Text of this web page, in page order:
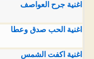
اغنية جرح العواصف
اغنية الحب صدق وعطا
اغنية اكفت الشمس